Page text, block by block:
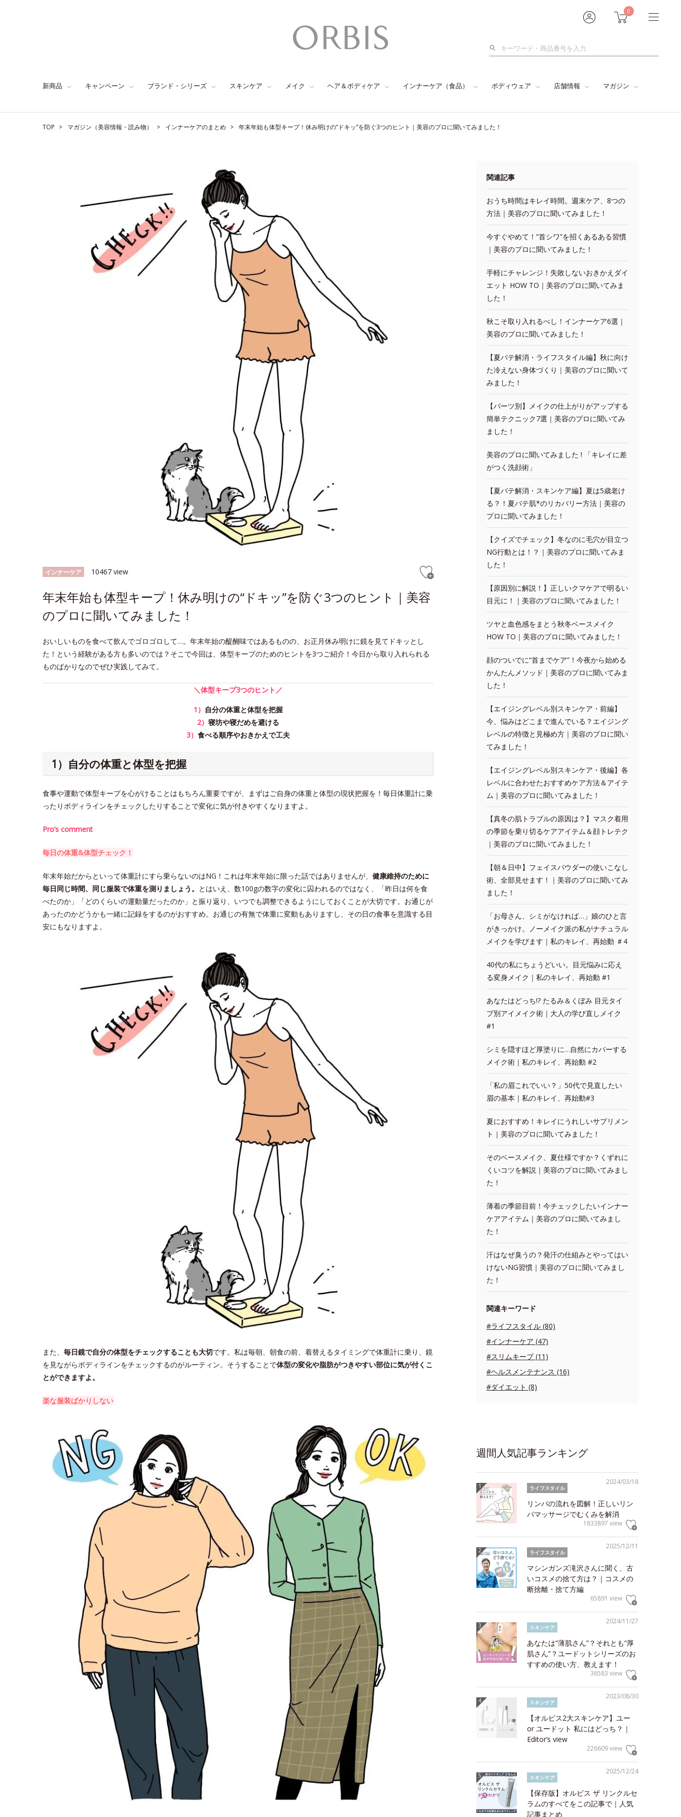
0
検
新商品 キャンペーン ブランド・シリーズ スキンケア メイク ヘア＆ボディケア インナーケア（食品） ボディウェア 店舗情報 マガジン
TOP マガジン（美容情報・読み物） インナーケアのまとめ 年末年始も体型キープ！休み明けの“ドキッ”を防ぐ3つのヒント｜美容のプロに聞いてみました！
インナーケア 10467 view
年末年始も体型キープ！休み明けの“ドキッ”を防ぐ3つのヒント｜美容
のプロに聞いてみました！
おいしいものを食べて飲んでゴロゴロして…。年末年始の醍醐味ではあるものの、お正月休み明けに鏡を見てドキッとし
た！という経験がある方も多いのでは？そこで今回は、体型キープのためのヒントを3つご紹介！今日から取り入れられる
ものばかりなのでぜひ実践してみて。
＼体型キープ3つのヒント／
1） 自分の体重と体型を把握
2） 寝坊や寝だめを避ける
3） 食べる順序やおきかえで工夫
1）自分の体重と体型を把握
食事や運動で体型キープを心がけることはもちろん重要ですが、まずはご自身の体重と体型の現状把握を！毎日体重計に乗
ったりボディラインをチェックしたりすることで変化に気が付きやすくなりますよ。
Pro’s comment
毎日の体重&体型チェック！
年末年始だからといって体重計にすら乗らないのはNG！これは年末年始に限った話ではありませんが、 健康維持のために
毎日同じ時間、同じ服装で体重を測りましょう。 とはいえ、数100gの数字の変化に囚われるのではなく、「昨日は何を食
べたのか」「どのくらいの運動量だったのか」と振り返り、いつでも調整できるようにしておくことが大切です。お通じが
あったのかどうかも一緒に記録をするのがおすすめ。お通じの有無で体重に変動もありますし、その日の食事を意識する目
安にもなりますよ。
また、 毎日鏡で自分の体型をチェックすることも大切です。私は毎朝、朝食の前、着替えるタイミングで体重計に乗り、鏡
を見ながらボディラインをチェックするのがルーティン。そうすることで体型の変化や脂肪がつきやすい部位に気が付くこ
とができますよ。
楽な服装ばかりしない
関連記事
おうち時間はキレイ時間。週末ケア、8つの
方法｜美容のプロに聞いてみました！
今すぐやめて！“首シワ”を招くあるある習慣
｜美容のプロに聞いてみました！
手軽にチャレンジ！失敗しないおきかえダイ
エット HOW TO｜美容のプロに聞いてみま
した！
秋こそ取り入れるべし！インナーケア6選｜
美容のプロに聞いてみました！
【夏バテ解消・ライフスタイル編】秋に向け
た冷えない身体づくり｜美容のプロに聞いて
みました！
【パーツ別】メイクの仕上がりがアップする
簡単テクニック7選｜美容のプロに聞いてみ
ました！
美容のプロに聞いてみました ! 「キレイに差
がつく洗顔術」
【夏バテ解消・スキンケア編】夏は5歳老け
る？！夏バテ肌*のリカバリー方法｜美容の
プロに聞いてみました！
【クイズでチェック】冬なのに毛穴が目立つ
NG行動とは！？｜美容のプロに聞いてみま
した！
【原因別に解説！】正しいクマケアで明るい
目元に！｜美容のプロに聞いてみました！
ツヤと血色感をまとう秋冬ベースメイク
HOW TO｜美容のプロに聞いてみました！
顔のついでに“首までケア”！今夜から始める
かんたんメソッド｜美容のプロに聞いてみま
した！
【エイジングレベル別スキンケア・前編】
今、悩みはどこまで進んでいる？エイジング
レベルの特徴と見極め方｜美容のプロに聞い
てみました！
【エイジングレベル別スキンケア・後編】各
レベルに合わせたおすすめケア方法＆アイテ
ム｜美容のプロに聞いてみました！
【真冬の肌トラブルの原因は？】マスク着用
の季節を乗り切るケアアイテム＆顔トレテク
｜美容のプロに聞いてみました！
【朝＆日中】フェイスパウダーの使いこなし
術、全部見せます！｜美容のプロに聞いてみ
ました！
「お母さん、シミがなければ…」娘のひと言
がきっかけ。ノーメイク派の私がナチュラル
メイクを学びます｜私のキレイ、再始動 ＃4
40代の私にちょうどいい。目元悩みに応え
る変身メイク｜私のキレイ、再始動 #1
あなたはどっち!? たるみ＆くぼみ 目元タイ
プ別アイメイク術｜大人の学び直しメイク
#1
シミを隠すほど厚塗りに…自然にカバーする
メイク術｜私のキレイ、再始動 #2
「私の眉これでいい？」50代で見直したい
眉の基本｜私のキレイ、再始動#3
夏におすすめ！キレイにうれしいサプリメン
ト｜美容のプロに聞いてみました！
そのベースメイク、夏仕様ですか？くずれに
くいコツを解説｜美容のプロに聞いてみまし
た！
薄着の季節目前！今チェックしたいインナー
ケアアイテム｜美容のプロに聞いてみまし
た！
汗はなぜ臭うの？発汗の仕組みとやってはい
けないNG習慣｜美容のプロに聞いてみまし
た！
関連キーワード
#ライフスタイル (80)
#インナーケア (47)
#スリムキープ (11)
#ヘルスメンテナンス (16)
#ダイエット (8)
週間人気記事ランキング
2024/03/18
ライフスタイル
リンパの流れを図解！正しいリン
パマッサージでむくみを解消
1833897 view
2025/12/11
ライフスタイル
マシンガンズ滝沢さんに聞く、古
いコスメの捨て方は？｜コスメの
断捨離・捨て方編
65891 view
2024/11/27
スキンケア
あなたは“薄肌さん”？それとも“厚
肌さん”？ユードットシリーズのお
すすめの使い方、教えます！
36583 view
2023/08/30
スキンケア
【オルビス2大スキンケア】ユー
or ユードット 私にはどっち？｜
Editor’s view
226609 view
2025/12/24
スキンケア
【保存版】オルビス ザ リンクルセ
ラムのすべてをこの記事で｜人気
記事まとめ